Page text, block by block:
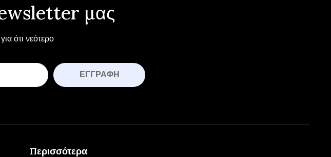
μας
ότι νεότερο
ΕΓΓΡΑΦΉ
Περισσότερα